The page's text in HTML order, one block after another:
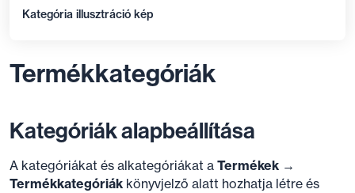
Kategória illusztráció kép
Termékkategóriák
Kategóriák alapbeállítása
A kategóriákat és alkategóriákat a Termékek →
Termékkategóriák könyvjelző alatt hozhatja létre és